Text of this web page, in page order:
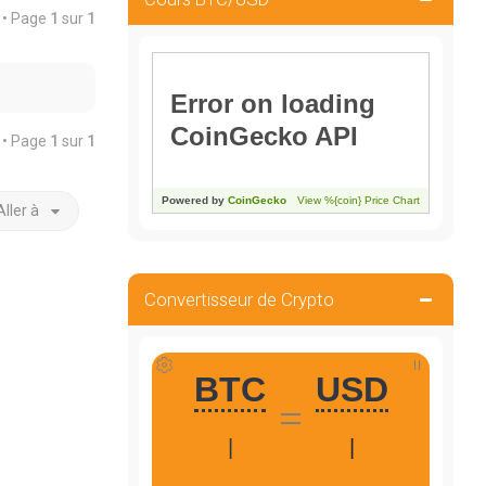
Page 1 sur 1
Page 1 sur 1
à
Convertisseur de Crypto